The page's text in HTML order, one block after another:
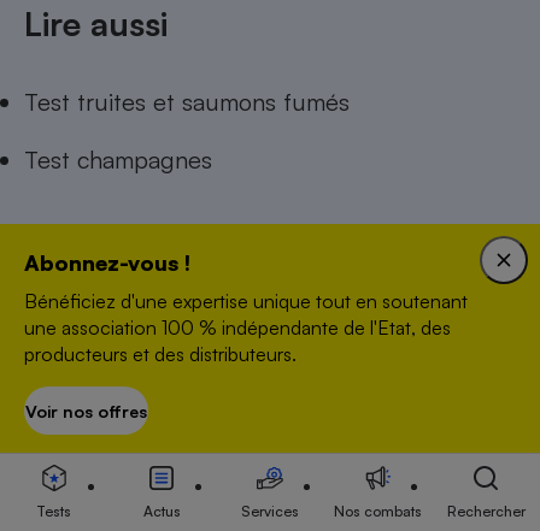
Lire aussi
Test truites et saumons fumés
Test champagnes
Elsa Abdoun
Contacter l’auteur(e)
Domitille Vey
Rédactrice technique
Abonnez-vous !
Bénéficiez d'une expertise unique tout en soutenant
une association 100 % indépendante de l'Etat, des
producteurs et des distributeurs.
Voir nos offres
Tests Actus Services Nos combats Rechercher